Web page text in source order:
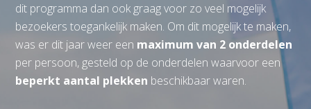
dit programma dan ook graagvoor zo veel mogelijk
bezoekers toegankelijk maken. Om dit mogelijk te maken,
was er dit jaar weer een maximum van 2 onderdelen
per persoon, gesteld op de onderdelen waarvoor een
beperkt aantal plekken beschikbaarwaren.